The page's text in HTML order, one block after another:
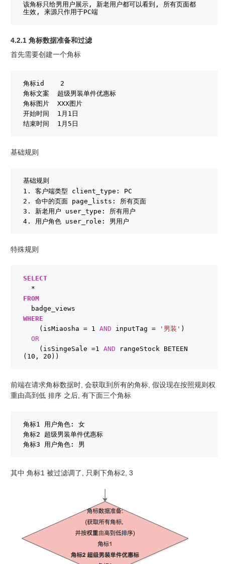
该角标只给男用户展示, 新老用户都可以看到, 所有页面都
生效, 来源只作用于PC端
4.2.1 角标数据准备和过滤
首先需要创建一个角标
角标id    2
角标文案  超级男装单件优惠标
角标图片  XXX图片
开始时间  1月1日
结束时间  1月5日
基础规则
基础规则
1. 客户端类型 client_type: PC
2. 命中的页面 page_lists: 所有页面
3. 新老用户 user_type: 所有用户
4. 用户角色 user_role: 男用户
特殊规则
SELECT
*
FROM
badge_views
WHERE
(isMiaosha = 1 AND inputTag = '男装' )
OR
(isSingeSale =1 AND
rangeStock BETEEN
(10, 20))
前端在请求角标数据时, 会获取到所有的角标, 假设现在按照规则权
重由高到低 排序 之后, 有下面三个角标
角标1 用户角色: 女
角标2 超级男装单件优惠标
角标3 用户角色: 男
其中 角标1 被过滤调了, 只剩下角标2, 3